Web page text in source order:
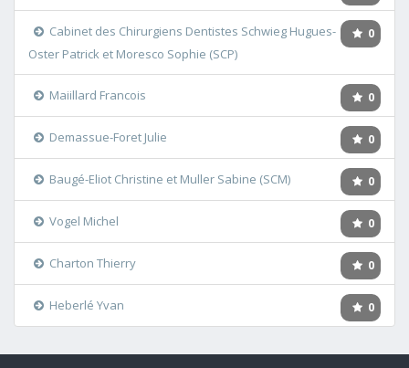
0
Cabinet des Chirurgiens Dentistes Schwieg Hugues-
Oster Patrick et Moresco Sophie (SCP)
0
Maiillard Francois
0
Demassue-Foret Julie
0
Baugé-Eliot Christine et Muller Sabine (SCM)
0
Vogel Michel
0
Charton Thierry
0
Heberlé Yvan